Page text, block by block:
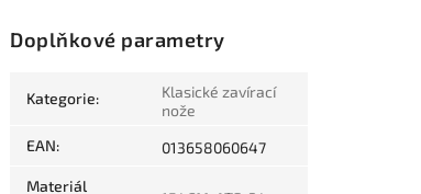
Doplňkové parametry
Kategorie:
Klasické zavírací
nože
EAN: 013658060647
Materiál